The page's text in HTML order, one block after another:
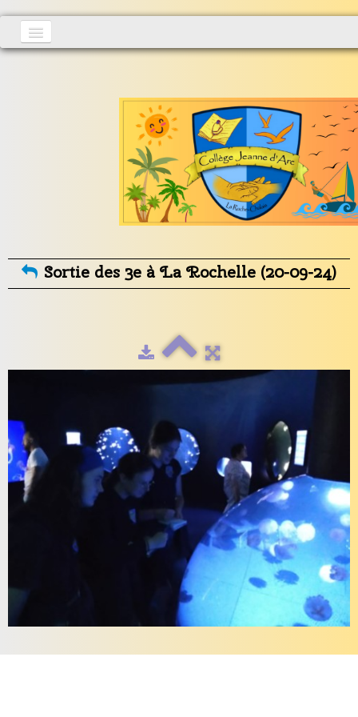
Actualités▼
S'inscrire
Vie au collège▼
Informations générales
Sortie des 3e à La Rochelle (20-09-24)